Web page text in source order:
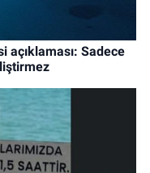
açıklaması: Sadece